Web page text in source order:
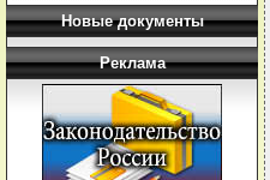
Новые документы
Реклама